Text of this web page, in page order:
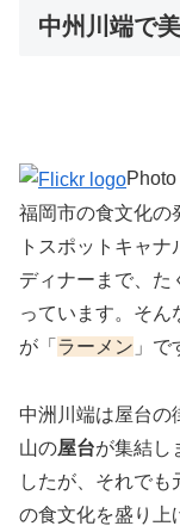
中州川端で
福岡市の食文化の
トスポットキャ
ディナーまで、た
っています。そん
が「 ラーメン 」で
中洲川端は屋台の
山の屋台が集結し
したが、それで
の食文化を盛り上